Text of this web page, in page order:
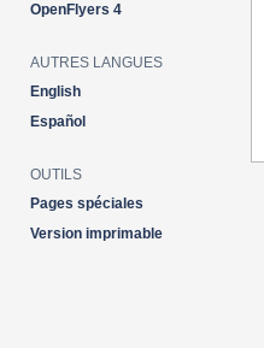
OpenFlyers 4
AUTRES LANGUES
English
Español
OUTILS
Pages spéciales
Version imprimable